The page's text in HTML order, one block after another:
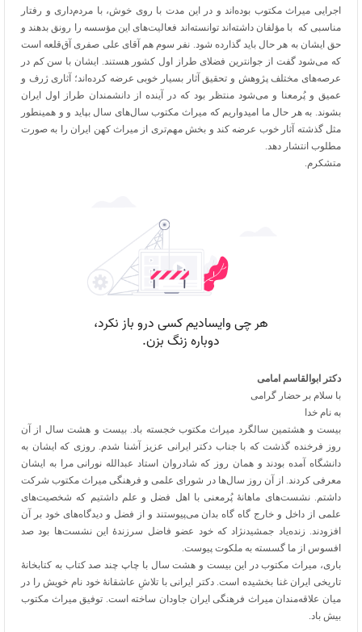
اجرایی میراث مکتوب بوده‌اند و در این مدت با روی خوش، با مردم‌داری و رفتار
مناسبی که با مؤلفان داشته‌اند توانسته‌اند فعالیت‌های این مؤسسه را رونق بدهند و
حق ایشان به هر حال باید گذارده شود. نفر سوم هم آقای علی صفری آق‌قلعه است
که می‌شود گفت از جوانترین فضلای طراز اول کشور هستند. ایشان با سن کم در
عرصه‌های مختلف پژوهش و تحقیق آثار بسیار خوبی عرضه کرده‌اند؛ آثاری ژرف و
عمیق و پُرمعنا و می‌شود منتظر بود که در آینده از دانشمندان طراز اول ایران
بشوند. به هر حال ما امیدواریم که میراث مکتوب سال‌های سال بپاید و و همینطور
مثل گذشته آثار خوب عرضه کند و بخش مهم‌تری از میراث کهن ایران را به صورت
مطلوب انتشار دهد.
متشکرم.
دکتر ابوالقاسم امامی
با سلام بر حضار گرامی
به نام خدا
بیست و هشتمین سالگرد میراث مکتوب خجسته باد. بیست و هشت سال از آن
روز فرخنده گذشت که با جناب دکتر ایرانی عزیز آشنا شدم. روزی که ایشان به
دانشگاه آمده بودند و همان روز که شادروان استاد عبدالله نورانی مرا به ایشان
معرفی کردند. از آن روز سال‌ها در شورای علمی و فرهنگی میراث مکتوب شرکت
داشتم. نشستهای ماهانۀ پُرمعنی با اهل فضل و علم داشتیم که شخصیت‌های
علمی از داخل و خارج گاه گاه بدان می‌پیوستند و از فضل و دیدگاه‌های خود بر آن
افزودند. زنده‌یاد جمشیدنژاد که خود عضو فاضل سرزندۀ این نشست‌ها بود صد
افسوس از ما گسسته به ملکوت پیوست.
باری، میراث مکتوب در این بیست و هشت سال با چاپ چند صد کتاب به کتابخانۀ
تاریخی ایران غنا بخشیده است. دکتر ایرانی با تلاشِ عاشقانۀ خود نام خویش را در
میان علاقه‌مندان میراث فرهنگی ایران جاودان ساخته است. توفیق میراث مکتوب
بیش باد.